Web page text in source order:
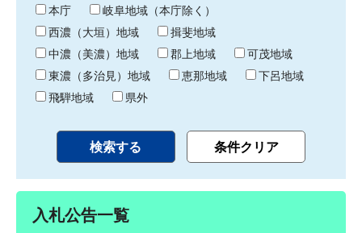
わ
り
本庁
岐阜地域（本庁除く）
西濃（大垣）地域
揖斐地域
中濃（美濃）地域
郡上地域
可茂地域
東濃（多治見）地域
恵那地域
下呂地域
飛騨地域
県外
入札公告一覧